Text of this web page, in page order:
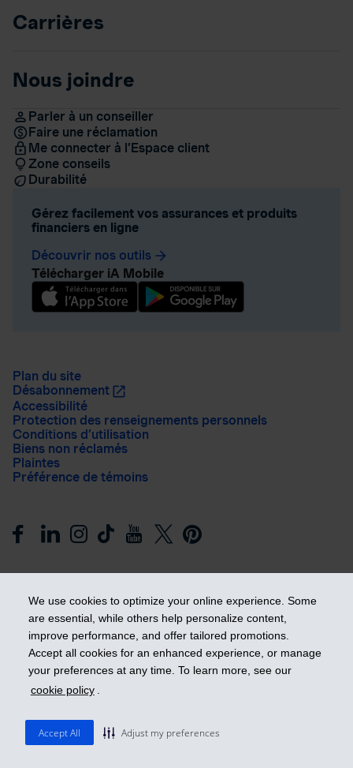
We use cookies to optimize your online experience. Some
are essential, while others help personalize content,
improve performance, and offer tailored promotions.
Accept all cookies for an enhanced experience, or manage
your preferences at any time. To learn more, see our
cookie policy .
Accept All Adjust my preferences
Carrières
Nous joindre
Parler à un conseiller
Faire une réclamation
Me connecter à l’Espace client
Zone conseils
Durabilité
Gérez facilement vos assurances et produits
financiers en ligne
Découvrir nos outils arrow_forward
Télécharger iA Mobile
Plan du site
Désabonnement
Accessibilité
Protection des renseignements personnels
Conditions d’utilisation
Biens non réclamés
Plaintes
Préférence de témoins
Prendre les devants